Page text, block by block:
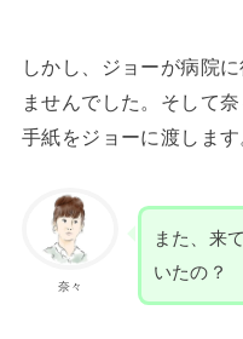
しかし、ジョーが病院
ませんでした。そして
手紙をジョーに渡します
奈々
また、来
いたの？